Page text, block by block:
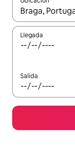
Cuando los
Llegada
Salida